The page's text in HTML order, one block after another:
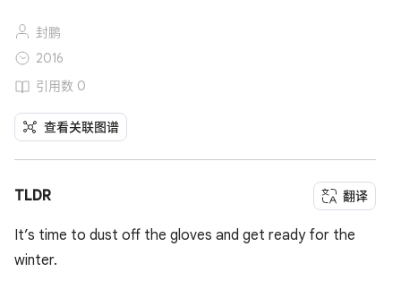
封鹏
2016
引用数 0
查看关联图谱
TLDR 翻译
It’s time to dust off the gloves and get ready for the
winter.